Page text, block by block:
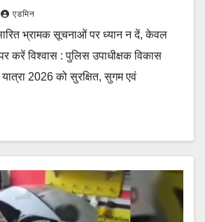
एडमिन
भ्रामक सूचनाओं पर ध्यान न दें, केवल
करें विश्वास : पुलिस उपाधीक्षक विकास
2026 को सुरक्षित, सुगम एवं